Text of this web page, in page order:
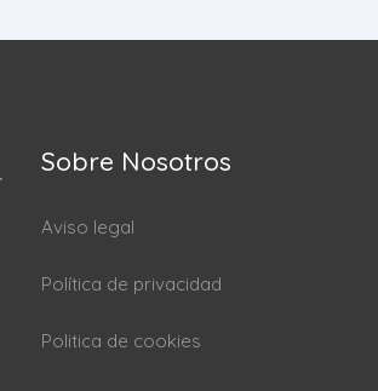
Sobre Nosotros
Aviso legal
Política de privacidad
Politica de cookies